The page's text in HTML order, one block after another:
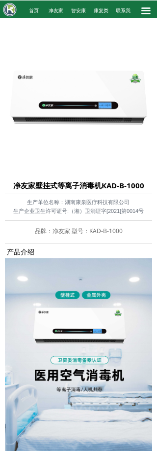
끀
. 首页 净友家 智安康 康复类 联系我 .
净友家壁挂式等离子消毒机KAD-B-1000
生产单位名称：湖南康泉医疗科技有限公司
生产企业卫生许可证号:（湘）卫消证字[2021]第0014号
品牌：净友家 型号：KAD-B-1000
产品介绍